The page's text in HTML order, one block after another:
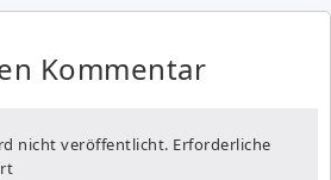
Kommentar
nicht veröffentlicht. Erforderliche